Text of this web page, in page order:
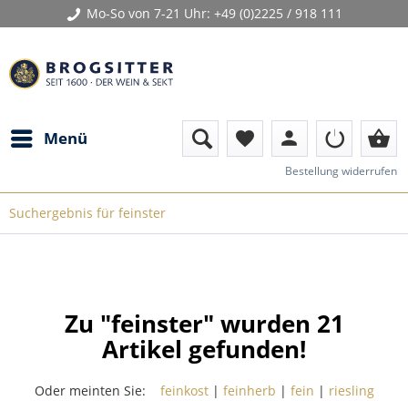
Mo-So von 7-21 Uhr: +49 (0)2225 / 918 111
Menü favorite person shopping_basket
Bestellung widerrufen
Suchergebnis für feinster
Zu "feinster" wurden 21
Artikel gefunden!
Oder meinten Sie: feinkost| feinherb | fein | riesling